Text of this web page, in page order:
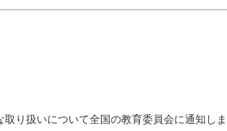
り扱いについて全国の教育委員会に通知しま